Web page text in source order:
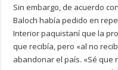
Sin embargo, de acuerdo
Baloch había pedido en
Interior paquistaní que la
que recibía, pero «al no
abandonar el país. «Sé que